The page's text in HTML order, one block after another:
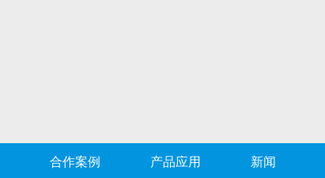
合作案例 产品应用 新闻